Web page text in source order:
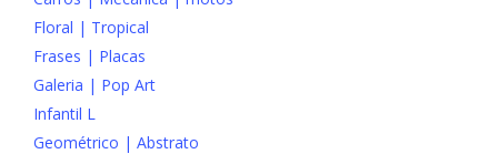
Floral | Tropical
Frases | Placas
Galeria | Pop Art
Infantil L
Geométrico | Abstrato